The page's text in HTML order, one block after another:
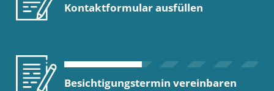
Kontaktformular ausfüllen
Besichtigungstermin vereinbaren